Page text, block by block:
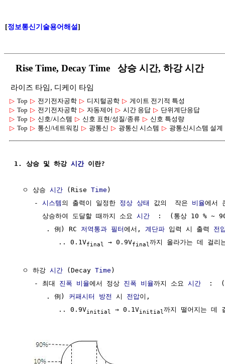
[정보통신기술용어해설]
Rise Time, Decay Time 상승 시간, 하강 시간
라이즈 타임, 디케이 타임
▷ Top ▷ 전기전자공학 ▷ 디지털공학 ▷ 게이트 전기적 특성
▷ Top ▷ 전기전자공학 ▷ 자동제어 ▷ 시간 응답 ▷ 단위계단응답
▷ Top ▷ 신호/시스템 ▷ 신호 표현/성질/종류 ▷ 신호 특성량
▷ Top ▷ 통신/네트워킹 ▷ 광통신 ▷ 광통신 시스템 ▷ 광통신시스템 설계
1. 상승 및 하강 시간 이란?
  ㅇ 상승
시간 (Rise Time )
     -
시스템 의 출력이 일정한 정상 상태 값의  작은 비율에서
       상승하여 도달할 때까지 소요
시간
:  (통상 10 % ~
        . 例) RC
저역통과 필터에서, 계단파 입력 시 출력 전
           .. 0.1V
final → 0.9Vfinal 까지 올라가는 데 걸리
  ㅇ 하강
시간 (Decay Time )
     - 최대
진폭 비율에서 정상 진폭 비율까지 소요 시간
:
        . 例)
커패시터 방전 시 전압이,
           .. 0.9V
initial → 0.1Vinitial까지 떨어지는 데